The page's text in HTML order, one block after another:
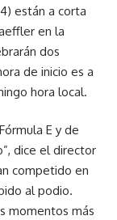
están a corta
en la
dos
de inicio es a
hora local.
E y de
dice el director
competido en
al podio.
momentos más